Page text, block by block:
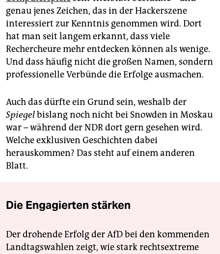
genau jenes Zeichen, das in der Hackerszene
interessiert zur Kenntnis genommen wird. Dort
hat man seit langem erkannt, dass viele
Rechercheure mehr entdecken können als wenige.
Und dass häufig nicht die großen Namen, sondern
professionelle Verbünde die Erfolge ausmachen.
Auch das dürfte ein Grund sein, weshalb der
Spiegelbislang noch nicht bei Snowden in Moskau
war – während der NDR dort gern gesehen wird.
Welche exklusiven Geschichten dabei
herauskommen? Das steht auf einem anderen
Blatt.
Die Engagierten stärken
Der drohende Erfolg der AfD bei den kommenden
Landtagswahlen zeigt, wie stark rechtsextreme